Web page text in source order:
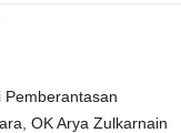
Pemberantasan
OK Arya Zulkarnain